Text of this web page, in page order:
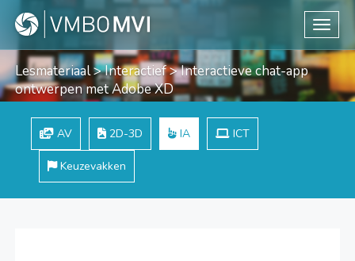
Lesmateriaal>Interactief> Interactieve chat-app
ontwerpen met Adobe XD
AV 2D-3D IA ICT
Keuzevakken